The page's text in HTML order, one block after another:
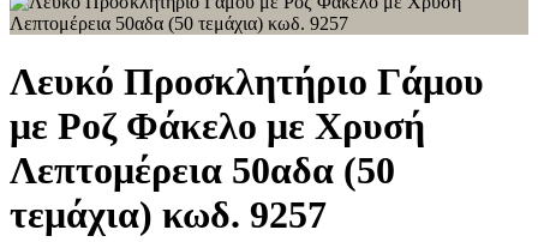
Λευκό Προσκλητήριο Γάμου
με Ροζ Φάκελο με Χρυσή
Λεπτομέρεια 50αδα (50
τεμάχια) κωδ. 9257